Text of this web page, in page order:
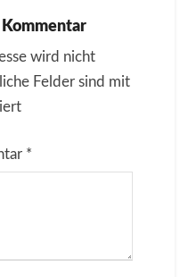
wird nicht
Felder sind mit
*